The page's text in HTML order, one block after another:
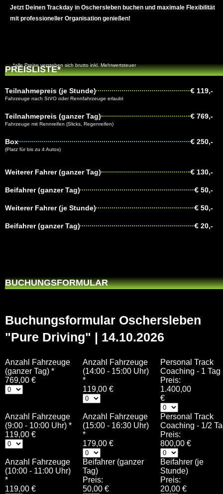
Jetzt Deinen Trackday in Oschersleben buchen und maximale Flexibilität
mit professioneller Organisation genießen!
PREISLISTE*
*alle Preise verstehen sich brutto inkl. Mehrwertsteuer
Teilnahmepreis (je Stunde) € 119,-
Fahrzeuge nach StVO oder Rennfahrzeuge erlaubt
Teilnahmepreis (ganzer Tag) € 769,-
Fahrzeuge mit Rennreifen (Slicks, Regenreifen)
Box € 250,-
(Platz für bis zu 4 Autos)
Weiterer Fahrer (ganzer Tag) € 130,-
Beifahrer (ganzer Tag) € 50,-
Weiterer Fahrer (je Stunde) € 50,-
Beifahrer (ganzer Tag) € 20,-
BUCHUNGSFORMULAR
Buchungsformular Oschersleben
"Pure Driving" | 14.10.2026
Anzahl Fahrzeuge
(ganzer Tag) *
769,00 €
Anzahl Fahrzeuge
(14:00 - 15:00 Uhr)
*
119,00 €
Personal Track
Coaching - 1 Tag
Preis:
1.400,00
€
Anzahl Fahrzeuge
(9:00 - 10:00 Uhr) *
119,00 €
Anzahl Fahrzeuge
(15:00 - 16:30 Uhr)
*
179,00 €
Personal Track
Coaching - 1/2
Preis:
800,00 €
Anzahl Fahrzeuge
(10:00 - 11:00 Uhr)
*
119,00 €
Beifahrer (ganzer
Tag)
Preis:
50,00 €
Beifahrer (je
Stunde)
Preis:
20,00 €